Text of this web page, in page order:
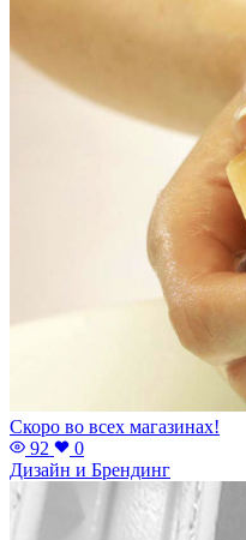
Скоро во всех магазинах!
92
0
Дизайн и Брендинг